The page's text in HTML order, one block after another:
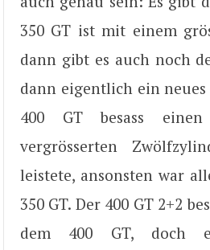
350 GT ist mit einem
dann gibt es auch noch
dann eigentlich ein
400 GT besass
vergrösserten
leistete, ansonsten war
350 GT. Der 400 GT 2+2
dem 400 GT, doch